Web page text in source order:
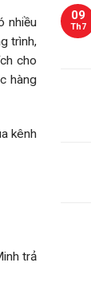
nhiều
trình,
cho
hàng
kênh
trả
09
Th7